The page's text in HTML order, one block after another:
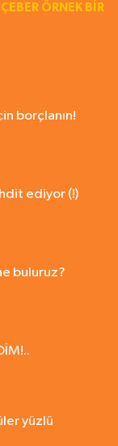
ÖRNEK BİR
borçlanın!
ediyor (!)
buluruz?
yüzlü